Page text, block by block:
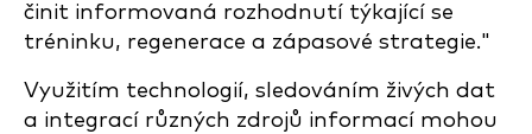
činit informovaná rozhodnutí týkající se
tréninku, regenerace a zápasové strategie."
Využitím technologií, sledováním živých dat
a integrací různých zdrojů informací mohou